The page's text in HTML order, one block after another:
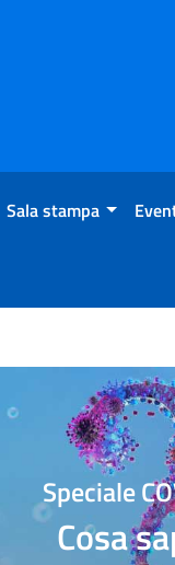
Sala stampa
al
Speciale
Cosa